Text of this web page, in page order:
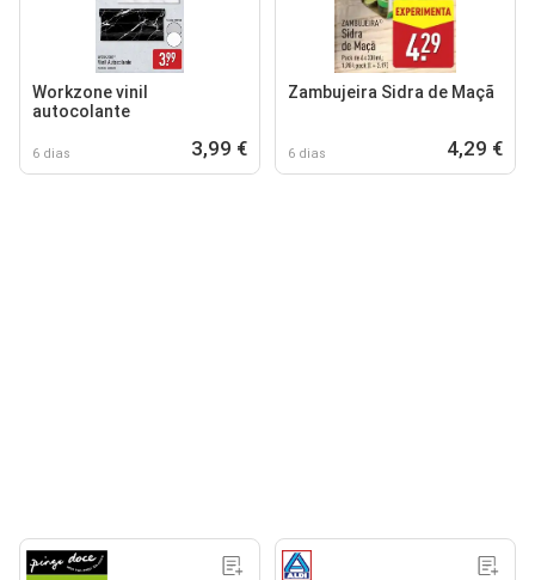
Workzone vinil
autocolante
6 dias 3,99 €
Zambujeira Sidra de Maçã
6 dias 4,29 €